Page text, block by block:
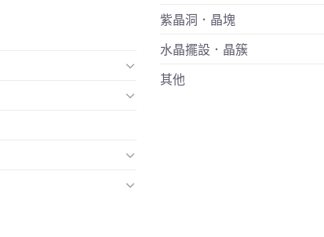
紫晶洞．晶塊
水晶擺設．晶簇
其他